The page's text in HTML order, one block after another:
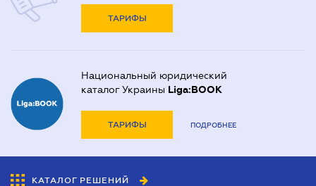
ТАРИФЫ
Национальный юридический
каталог Украины Liga:BOOK
ТАРИФЫ ПОДРОБНЕЕ
КАТАЛОГ РЕШЕНИЙ